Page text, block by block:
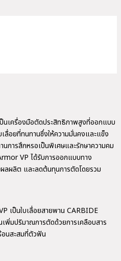
นเครื่องมือตัดประสิทธิภาพสูงที่ออกแบบ
ลื่อยที่ทนทานซึ่งให้ความมั่นคงและแข็ง
การสึกหรอเป็นพิเศษและรักษาความคม
VP ได้รับการออกแบบทาง
ลผลิต และลดต้นทุนการตัดโดยรวม
เป็นใบเลื่อยสายพาน CARBIDE
เพิ่มปริมาณการตัดด้วยการเคลือบสาร
นสะสมที่ตัวฟัน